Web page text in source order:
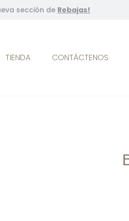
sección de Rebajas!
TIENDA CONTÁCTENOS